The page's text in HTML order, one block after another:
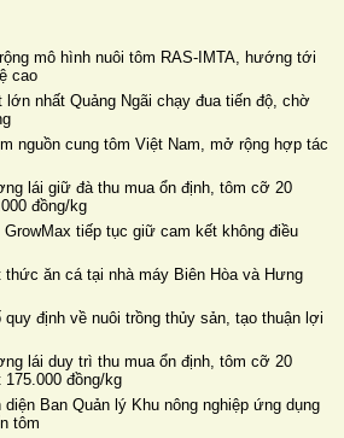
mô hình nuôi tôm RAS-IMTA, hướng tới
cao
lớn nhất Quảng Ngãi chạy đua tiến độ, chờ
nguồn cung tôm Việt Nam, mở rộng hợp tác
lái giữ đà thu mua ổn định, tôm cỡ 20
đồng/kg
tiếp tục giữ cam kết không điều
thức ăn cá tại nhà máy Biên Hòa và Hưng
định về nuôi trồng thủy sản, tạo thuận lợi
lái duy trì thu mua ổn định, tôm cỡ 20
đồng/kg
Ban Quản lý Khu nông nghiệp ứng dụng
tôm